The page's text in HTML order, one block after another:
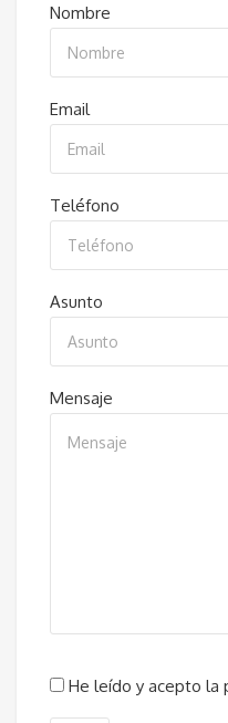
Nombre
Email
Teléfono
Asunto
Mensaje
He leído y acepto la